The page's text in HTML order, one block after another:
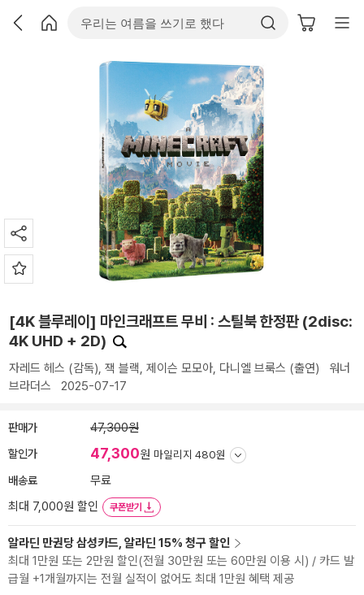
[4K 블루레이] 마인크래프트 무비 : 스틸북 한정판 (2disc:
4K UHD + 2D)
자레드 헤스 (감독), 잭 블랙, 제이슨 모모아, 다니엘 브룩스 (출연) 워너
브라더스 2025-07-17
판매가 47,300원
할인가 47,300원 마일리지 480원
배송료
무료
최대 7,000원 할인
쿠폰받기
알라딘 만권당 삼성카드, 알라딘 15% 청구 할인
최대 1만원 또는 2만원 할인(전월 30만원 또는 60만원 이용 시) / 카드 발
급월 +1개월까지는 전월 실적이 없어도 최대 1만원 혜택 제공